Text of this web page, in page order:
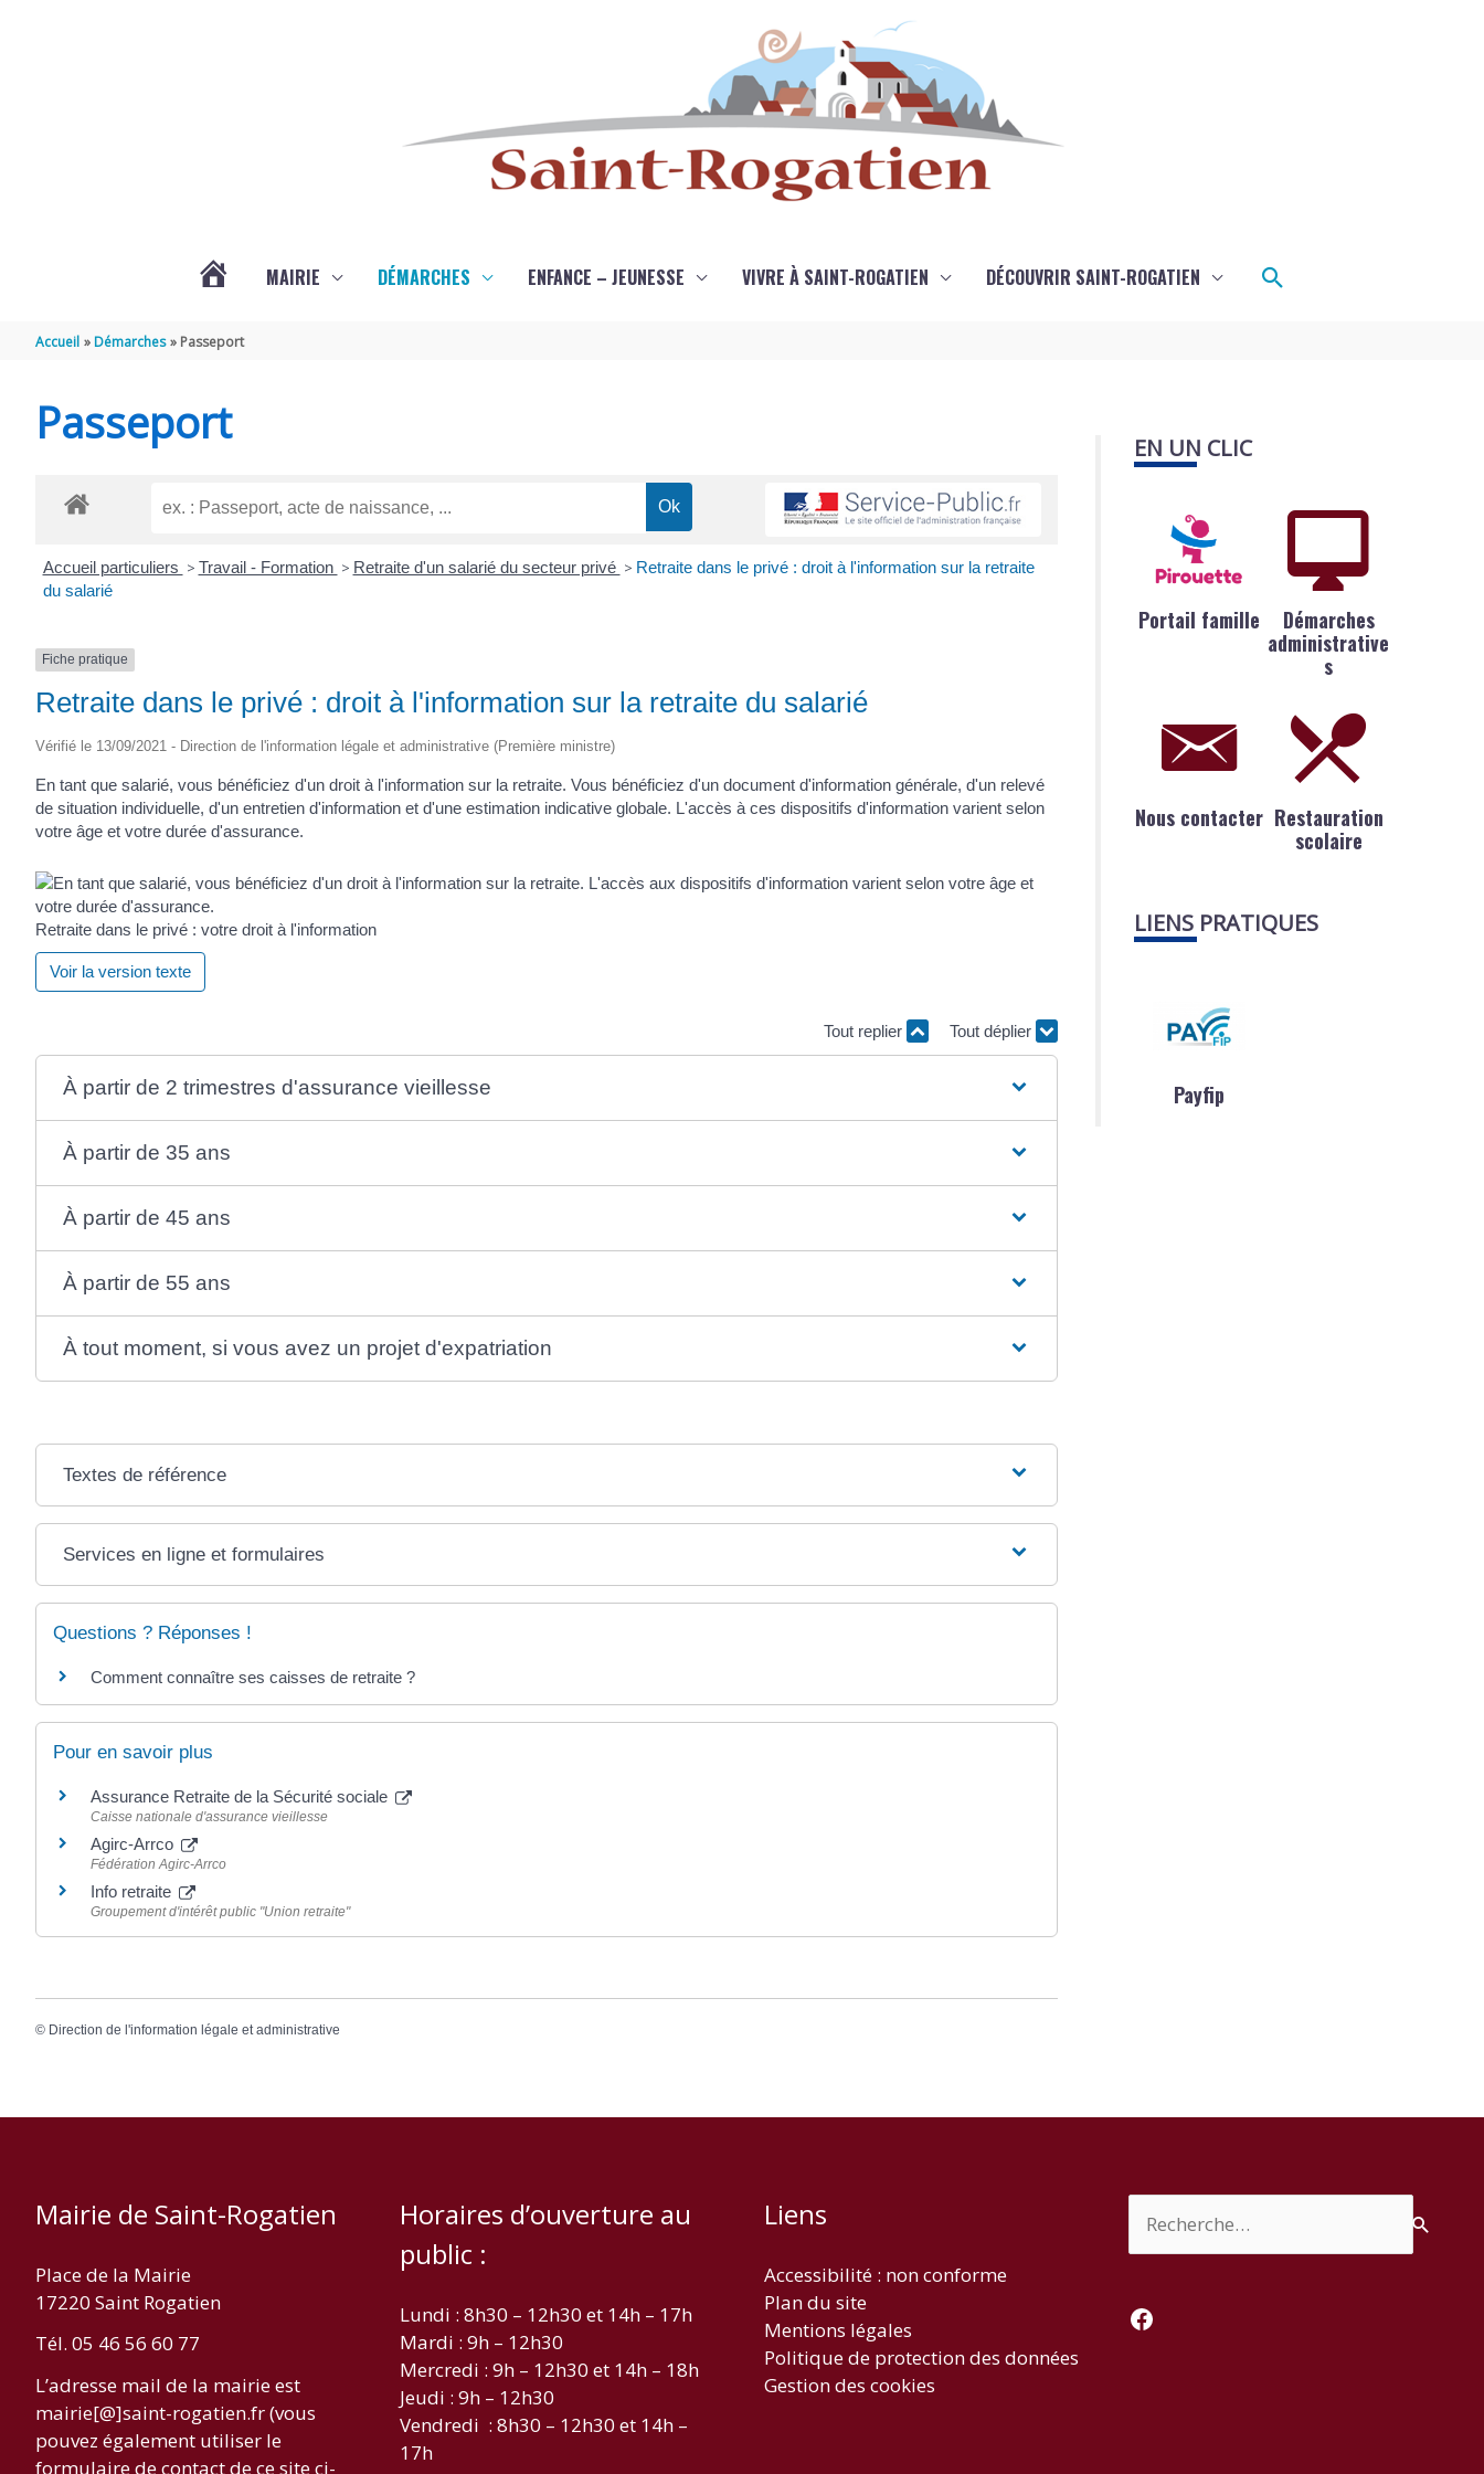
ROGATIEN
MAIRIE DÉMARCHES ENFANCE – JEUNESSE VIVRE À SAINT-ROGATIEN DÉCOUVRIR SAINT-ROGATIEN Rechercher
Accueil Démarches Passeport
Passeport
Accueil particuliers > Travail - Formation > Retraite d'un salarié du secteur privé > Retraite dans le privé : droit à l'information sur la retraite
du salarié
Fiche pratique
Retraite dans le privé : droit à l'information sur la retraite du salarié
Vérifié le 13/09/2021 - Direction de l'information légale et administrative (Première ministre)
En tant que salarié, vous bénéficiez d'un droit à l'information sur la retraite. Vous bénéficiez d'un document d'information générale, d'un relevé
de situation individuelle, d'un entretien d'information et d'une estimation indicative globale. L'accès à ces dispositifs d'information varient selon
votre âge et votre durée d'assurance.
Retraite dans le privé : votre droit à l'information
Voir la version texte
Tout replier Tout déplier
À partir de 2 trimestres d'assurance vieillesse
À partir de 35 ans
À partir de 45 ans
À partir de 55 ans
À tout moment, si vous avez un projet d'expatriation
Textes de référence
Services en ligne et formulaires
Questions ? Réponses !
Comment connaître ses caisses de retraite ?
Pour en savoir plus
Assurance Retraite de la Sécurité sociale
Caisse nationale d'assurance vieillesse
Agirc-Arrco
Fédération Agirc-Arrco
Info retraite
Groupement d'intérêt public "Union retraite"
© Direction de l'information légale et administrative
EN UN CLIC
Portail famille
Démarches
administrative
s
Nous contacter Restauration
scolaire
LIENS PRATIQUES
Payfip
Mairie de Saint-Rogatien
Place de la Mairie
17220 Saint Rogatien
Tél. 05 46 56 60 77
L’adresse mail de la mairie est
mairie[@]saint-rogatien.fr (vous
pouvez également utiliser le
formulaire de contact de ce site ci-
Horaires d’ouverture au
public :
Lundi : 8h30 – 12h30 et 14h – 17h
Mardi : 9h – 12h30
Mercredi : 9h – 12h30 et 14h – 18h
Jeudi : 9h – 12h30
Vendredi : 8h30 – 12h30 et 14h –
17h
Liens
Accessibilité : non conforme
Plan du site
Mentions légales
Politique de protection des données
Gestion des cookies
Facebook